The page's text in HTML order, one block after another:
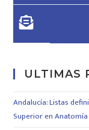
ULTIMAS
Andalucía: Listas
Superior en